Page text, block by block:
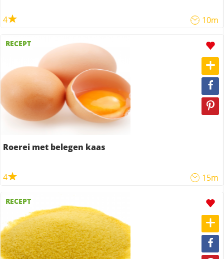
4 10m
RECEPT
Roerei met belegen kaas
4 15m
RECEPT